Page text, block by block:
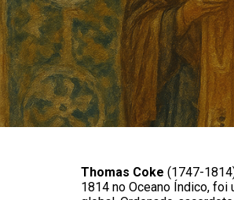
Thomas Coke (1747-1814
1814 no Oceano Índico,